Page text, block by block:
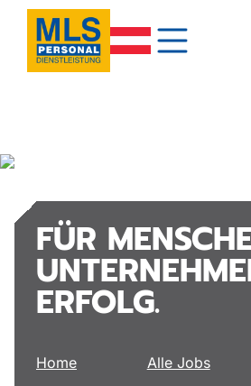
FÜR
ERFOLG.
Home
Alle Jobs